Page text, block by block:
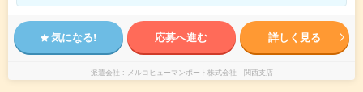
気になる! 応募へ進む 詳しく見る
派遣会社 メルコヒューマンポート株式会社 関西支店